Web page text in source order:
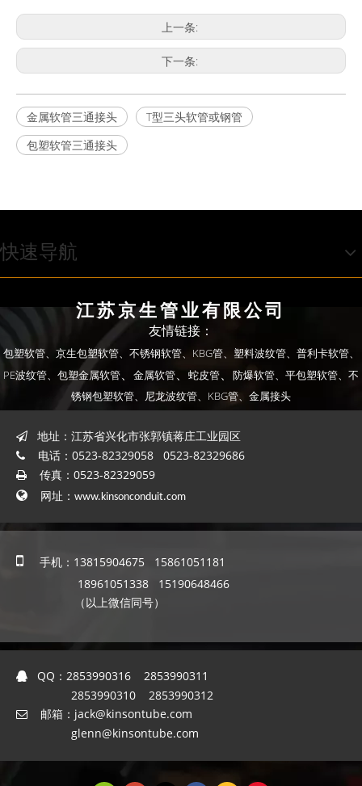
上一条:
下一条:
金属软管三通接头
T型三头软管或钢管
包塑软管三通接头
快速导航
江苏京生管业有限公司
友情链接：
包塑软管、 京生包塑软管、 不锈钢软管、 KBG管、 塑料波纹管、 普利卡软管、
PE波纹管、 包塑金属软管、 金属软管、 蛇皮管、 防爆软管、平包塑软管、不
锈钢包塑软管、尼龙波纹管、KBG管、金属接头
 地址：江苏省兴化市张郭镇蒋庄工业园区
 电话：0523-82329058 0523-82329686
 传真：0523-82329059
 网址： www.kinsonconduit.com

手机：13815904675 15861051181
18961051338 15190648466
（以上微信同号）
 QQ： 2853990316 2853990311
2853990310 2853990312
 邮箱： jack@kinsontube.com
glenn@kinsontube.com